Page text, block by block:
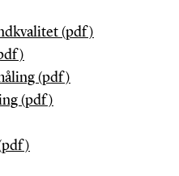
(pdf)
(pdf)
(pdf)